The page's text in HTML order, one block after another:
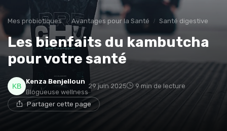
Mes probiotiques Avantages pour la Santé Santé digestive
Les bienfaits du kambutcha
pour votre santé
Kenza Benjelloun
Blogueuse wellness
29 juin 2025 9 min de lecture
Partager cette page